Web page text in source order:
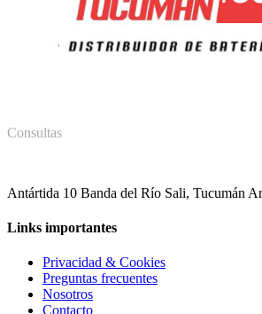
Consultas
Antártida 10 Banda del Río Sali, Tucumán
Links importantes
Privacidad & Cookies
Preguntas frecuentes
Nosotros
Contacto